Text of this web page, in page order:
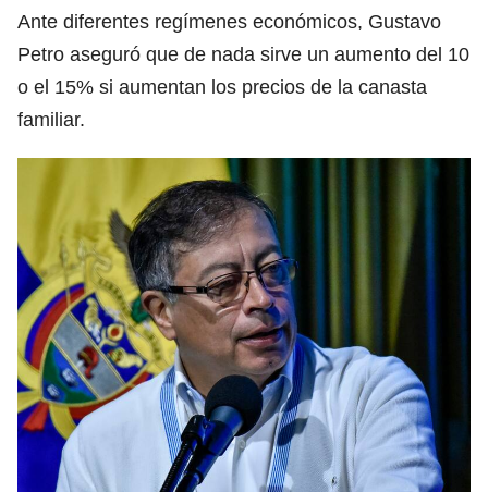
Ante diferentes regímenes económicos, Gustavo
Petro aseguró que de nada sirve un aumento del 10
o el 15% si aumentan los precios de la canasta
familiar.